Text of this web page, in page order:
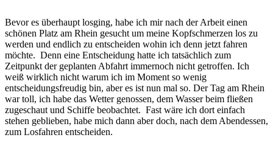
Bevor es überhaupt losging, habe ich mir nach der Arbeit einen
schönen Platz am Rhein gesucht um meine Kopfschmerzen los zu
werden und endlich zu entscheiden wohin ich denn jetzt fahren
möchte. Denn eine Entscheidung hatte ich tatsächlich zum
Zeitpunkt der geplanten Abfahrt immernoch nicht getroffen. Ich
weiß wirklich nicht warum ich im Moment so wenig
entscheidungsfreudig bin, aber es ist nun mal so. Der Tag am Rhein
war toll, ich habe das Wetter genossen, dem Wasser beim fließen
zugeschaut und Schiffe beobachtet. Fast wäre ich dort einfach
stehen geblieben, habe mich dann aber doch, nach dem Abendessen,
zum Losfahren entscheiden.